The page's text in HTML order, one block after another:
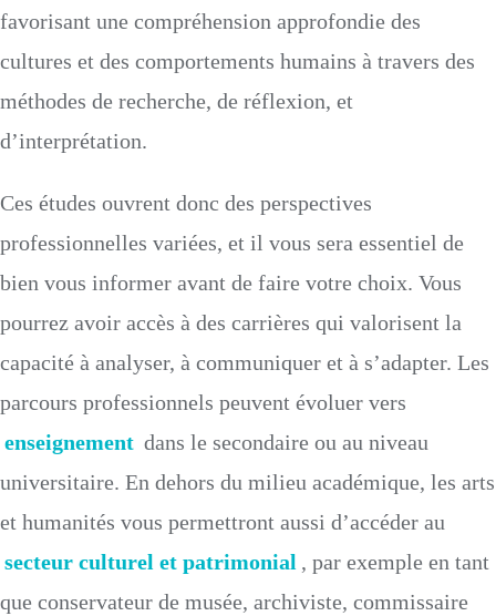
favorisant une compréhension approfondie des
cultures et des comportements humains à travers des
méthodes de recherche, de réflexion, et
d’interprétation.
Ces études ouvrent donc des perspectives
professionnelles variées, et il vous sera essentiel de
bien vous informer avant de faire votre choix. Vous
pourrez avoir accès à des carrières qui valorisent la
capacité à analyser, à communiquer et à s’adapter. Les
parcours professionnels peuvent évoluer vers
enseignement dans le secondaire ou au niveau
universitaire. En dehors du milieu académique, les arts
et humanités vous permettront aussi d’accéder au
secteur culturel et patrimonial , par exemple en tant
que conservateur de musée, archiviste, commissaire